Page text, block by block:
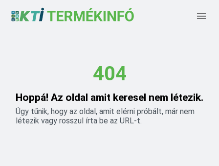
404
Hoppá! Az oldal amit keresel nem létezik.
Úgy tűnik, hogy az oldal, amit elérni próbált, már nem
létezik vagy rosszul írta be az URL-t.